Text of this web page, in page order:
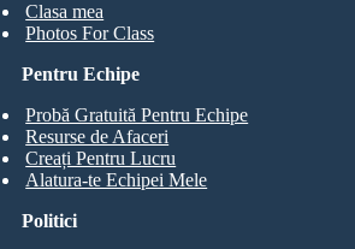
Clasa mea
Photos For Class
Pentru Echipe
Probă Gratuită Pentru Echipe
Resurse de Afaceri
Creați Pentru Lucru
Alatura-te Echipei Mele
Politici